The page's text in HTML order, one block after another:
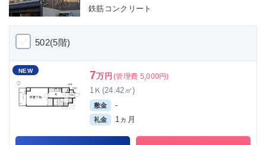
鉄筋コンクリート
502(5階)
NEW 7万円 (管理費 5,000円)
1Ｋ(24.42㎡)
敷金 -
礼金 1ヵ月